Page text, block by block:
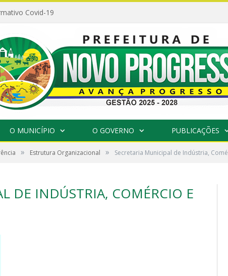
Covid-19
O MUNICÍPIO O GOVERNO PUBLICAÇÕES
» Estrutura Organizacional » Secretaria Municipal de Indústria,
DE INDÚSTRIA, COMÉRCIO E